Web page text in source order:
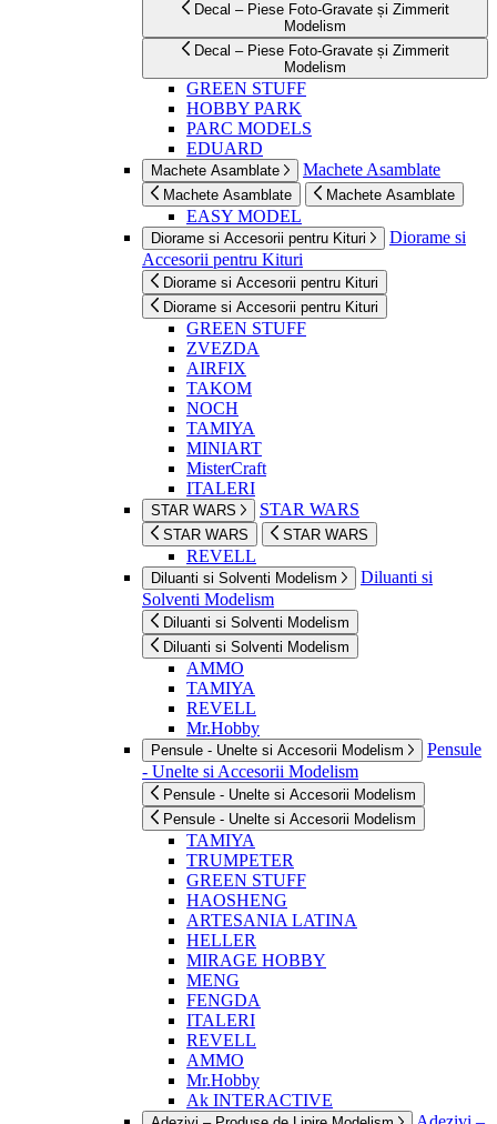
Decal – Piese Foto-Gravate și Zimmerit
Modelism
Decal – Piese Foto-Gravate și Zimmerit
Modelism
GREEN STUFF
HOBBY PARK
PARC MODELS
EDUARD
Machete Asamblate Machete Asamblate
Machete Asamblate Machete Asamblate
EASY MODEL
Diorame si Accesorii pentru Kituri
Diorame si
Accesorii pentru Kituri
Diorame si Accesorii pentru Kituri
Diorame si Accesorii pentru Kituri
GREEN STUFF
ZVEZDA
AIRFIX
TAKOM
NOCH
TAMIYA
MINIART
MisterCraft
ITALERI
STAR WARS STAR WARS
STAR WARS STAR WARS
REVELL
Diluanti si Solventi Modelism
Diluanti si
Solventi Modelism
Diluanti si Solventi Modelism
Diluanti si Solventi Modelism
AMMO
TAMIYA
REVELL
Mr.Hobby
Pensule - Unelte si Accesorii Modelism
Pensule
- Unelte si Accesorii Modelism
Pensule - Unelte si Accesorii Modelism
Pensule - Unelte si Accesorii Modelism
TAMIYA
TRUMPETER
GREEN STUFF
HAOSHENG
ARTESANIA LATINA
HELLER
MIRAGE HOBBY
MENG
FENGDA
ITALERI
REVELL
AMMO
Mr.Hobby
Ak INTERACTIVE